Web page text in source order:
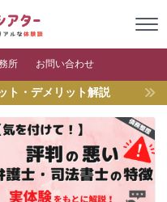
所 お問い合わせ
ト・デメリット解説